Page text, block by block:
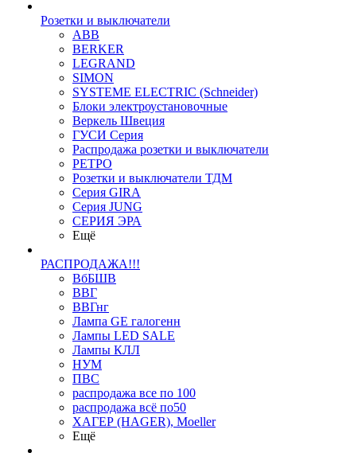
Розетки и выключатели
ABB
BERKER
LEGRAND
SIMON
SYSTEME ELECTRIC (Schneider)
Блоки электроустановочные
Веркель Швеция
ГУСИ Серия
Распродажа розетки и выключатели
РЕТРО
Розетки и выключатели ТДМ
Серия GIRA
Серия JUNG
СЕРИЯ ЭРА
Ещё
РАСПРОДАЖА!!!
ВбБШВ
ВВГ
ВВГнг
Лампа GE галогенн
Лампы LED SALE
Лампы КЛЛ
НУМ
ПВС
распродажа все по 100
распродажа всё по50
ХАГЕР (HAGER), Moeller
Ещё